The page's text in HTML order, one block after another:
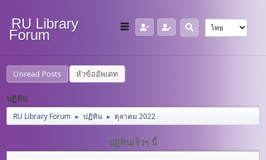
RU Library
Forum
Unread Posts หัวข้ออัพเดท
ปฏิทิน
RU Library Forum ► ปฏิทิน ► ตุลาคม 2022
ปฏิทินเร็วๆ นี้